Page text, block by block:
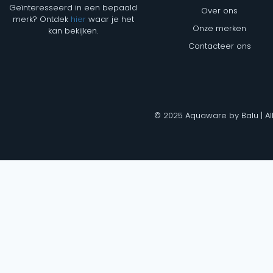
Geïnteresseerd in een bepaald
merk? Ontdek hierwaar je het
kan bekijken.
Over ons
Onze merken
Contacteer ons
© 2025 Aquaware by Balu |